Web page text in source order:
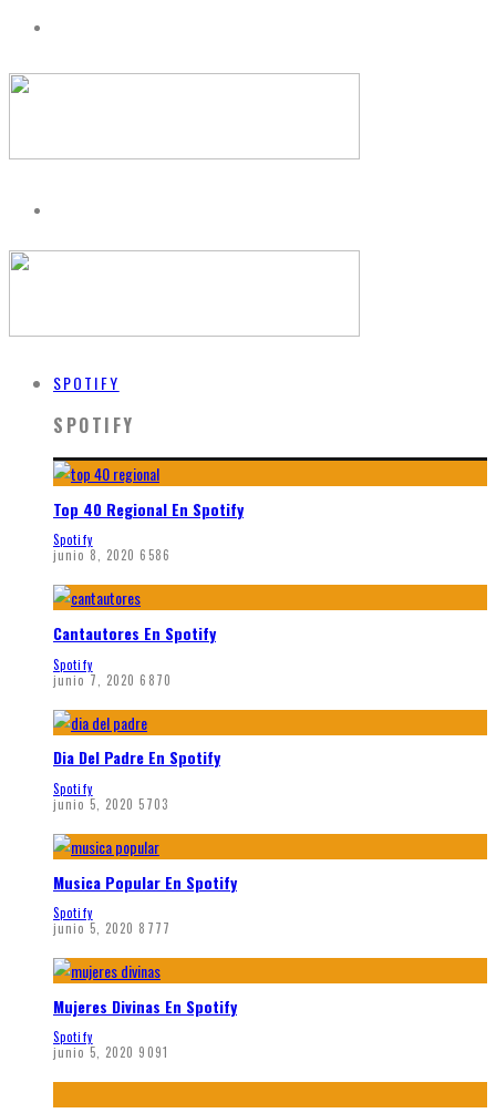
SPOTIFY
SPOTIFY
Top 40 Regional En Spotify
Spotify
junio 8, 2020 6586
Cantautores En Spotify
Spotify
junio 7, 2020 6870
Dia Del Padre En Spotify
Spotify
junio 5, 2020 5703
Musica Popular En Spotify
Spotify
junio 5, 2020 8777
Mujeres Divinas En Spotify
Spotify
junio 5, 2020 9091